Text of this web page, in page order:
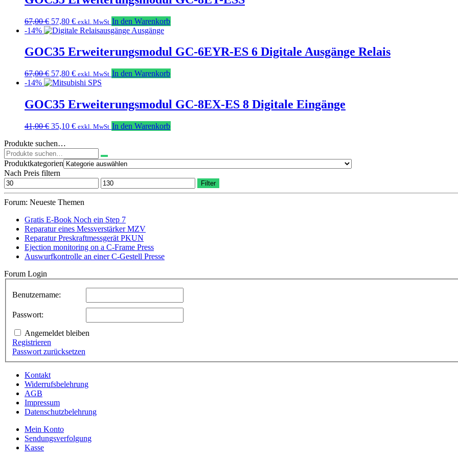
67,00€ Ursprünglicher
Preis
67,00 €
57,80 €Aktueller
Preis
57,80 €.
exkl. MwSt In den Warenkorb
-14%
GOC35 Erweiterungsmodul GC-6EYR-ES 6 Digitale Ausgänge Relais
67,00€ Ursprünglicher
Preis
67,00 €
57,80 €Aktueller
Preis
57,80 €.
exkl. MwSt In den Warenkorb
-14%
GOC35 Erweiterungsmodul GC-8EX-ES 8 Digitale Eingänge
41,00€ Ursprünglicher
war:
41,00 €
35,10 €Aktueller
35,10 €.
exkl. MwSt In den Warenkorb
Produkte suchen…
Suchen
nach:
Produktkategorien
Nach Preis filtern
Min.
Preis
Max.
Preis
Filter
Forum: Neueste Themen
Gratis E-Book Noch ein Step 7
Reparatur eines Messverstärker MZV
Reparatur Preskraftmessgerät PKUN
Ejection monitoring on a C-Frame Press
Auswurfkontrolle an einer C-Gestell Presse
Forum Login
Benutzername:
Passwort:
Angemeldet bleiben
Registrieren
Passwort zurücksetzen
Kontakt
Widerrufsbelehrung
AGB
Impressum
Datenschutzbelehrung
Mein Konto
Sendungsverfolgung
Kasse